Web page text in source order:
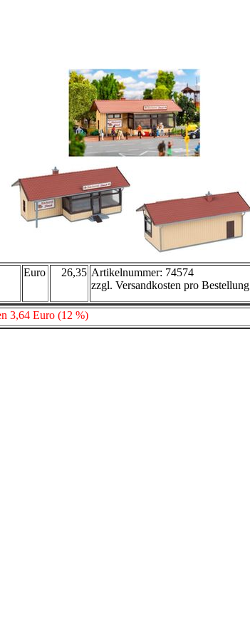
Euro 26,35 Artikelnummer: 74574
zzgl. Versandkosten pro Bestellung
3,64 Euro (12 %)